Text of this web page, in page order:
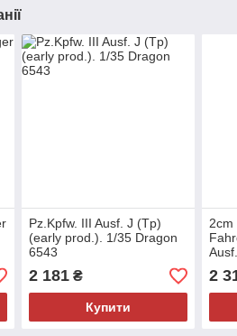
Pz.Kpfw. III Ausf. J (Tp)
(early prod.). 1/35 Dragon
6543
2 181₴
Купити
2cm
2